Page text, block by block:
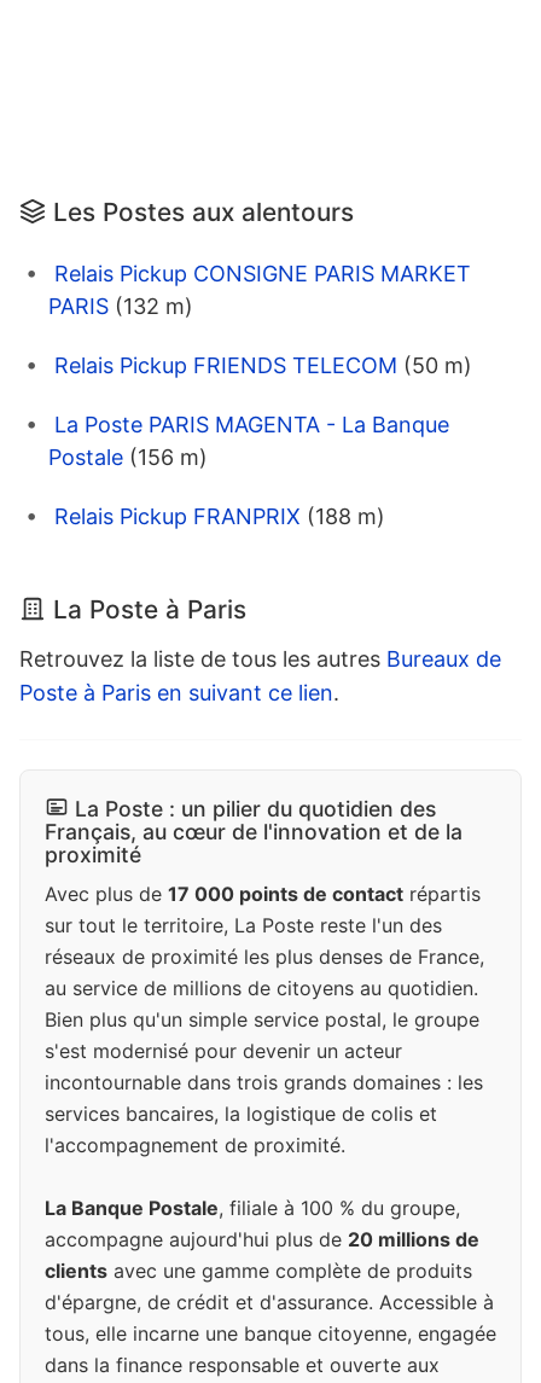
Les Postes aux alentours
Relais Pickup CONSIGNE PARIS MARKET
PARIS (132 m)
Relais Pickup FRIENDS TELECOM (50 m)
La Poste PARIS MAGENTA - La Banque
Postale (156 m)
Relais Pickup FRANPRIX (188 m)
La Poste à Paris
Retrouvez la liste de tous les autres Bureaux de
Poste à Paris en suivant ce lien.
La Poste : un pilier du quotidien des
Français, au cœur de l'innovation et de la
proximité
Avec plus de 17 000 points de contact répartis
sur tout le territoire, La Poste reste l'un des
réseaux de proximité les plus denses de France,
au service de millions de citoyens au quotidien.
Bien plus qu'un simple service postal, le groupe
s'est modernisé pour devenir un acteur
incontournable dans trois grands domaines : les
services bancaires, la logistique de colis et
l'accompagnement de proximité.
La Banque Postale, filiale à 100 % du groupe,
accompagne aujourd'hui plus de 20 millions de
clients avec une gamme complète de produits
d'épargne, de crédit et d'assurance. Accessible à
tous, elle incarne une banque citoyenne, engagée
dans la finance responsable et ouverte aux